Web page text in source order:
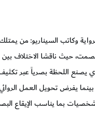
وكاتب السيناريو: من
حيث ناقشا الاختلاف بين
يصنع اللحظة بصرياً عبر
بينما يفرض تحويل العمل
بما يناسب الإيقاع